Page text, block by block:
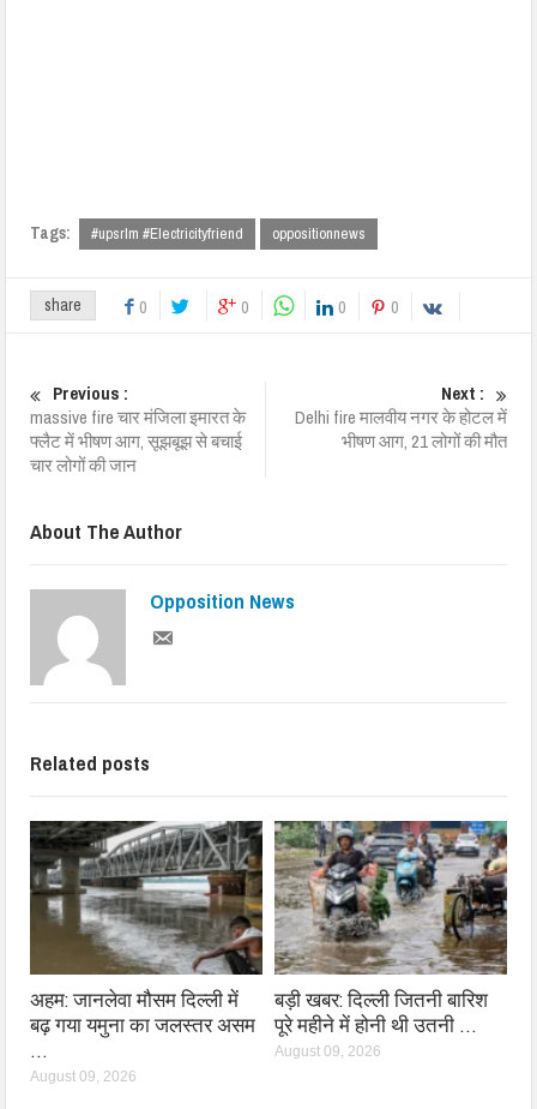
Tags: #upsrlm #Electricityfriend oppositionnews
share 0 0 0 0
Previous :
massive fire चार मंजिला इमारत के
फ्लैट में भीषण आग, सूझबूझ से बचाई
चार लोगों की जान
Next :
Delhi fire मालवीय नगर के होटल में
भीषण आग, 21 लोगों की मौत
About The Author
Opposition News
Related posts
अहम: जानलेवा मौसम दिल्ली में
बढ़ गया यमुना का जलस्तर असम
…
August 09, 2026
बड़ी खबर: दिल्ली जितनी बारिश
पूरे महीने में होनी थी उतनी …
August 09, 2026